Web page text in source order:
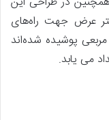
فاصله بین کانال‌های آب 5/3 متر عرض جهت راه‌های
مربعی پوشیده شده‌اند
می یابد.